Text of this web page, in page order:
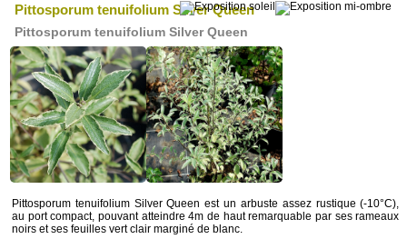
Pittosporum tenuifolium Silver Queen
Pittosporum tenuifolium Silver Queen
Pittosporum tenuifolium Silver Queen est un arbuste assez rustique (-10°C),
au port compact, pouvant atteindre 4m de haut remarquable par ses rameaux
noirs et ses feuilles vert clair marginé de blanc.